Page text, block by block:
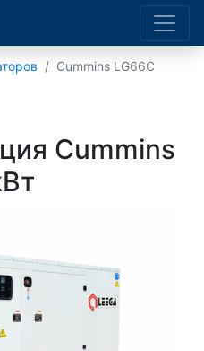
Cummins LG66C
Cummins